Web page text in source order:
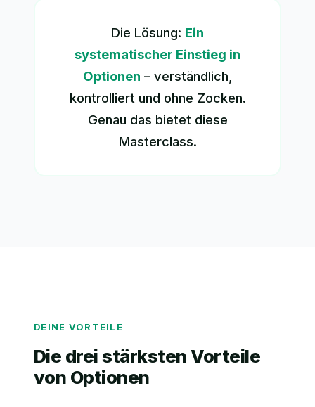
Die Lösung: Ein
systematischer Einstieg in
Optionen – verständlich,
kontrolliert und ohne Zocken.
Genau das bietet diese
Masterclass.
DEINE VORTEILE
Die drei stärksten Vorteile
von Optionen